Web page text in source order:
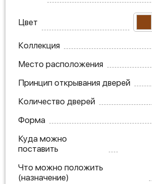
Цвет
Коллекция
Место расположения
Принцип открывания дверей
Количество дверей
Форма
Куда можно
поставить
Что можно положить
(назначение)